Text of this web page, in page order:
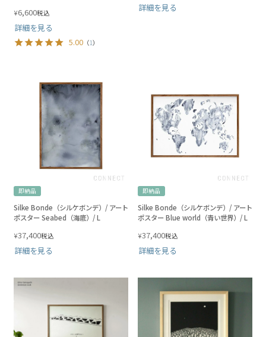
¥6,600税込
詳細を見る
5.00 （1）
詳細を見る
即納品
Silke Bonde（シルケボンデ）/ アート
ポスター Seabed（海底）/ L
¥37,400税込
詳細を見る
即納品
Silke Bonde（シルケボンデ）/ アート
ポスター Blue world（青い世界）/ L
¥37,400税込
詳細を見る